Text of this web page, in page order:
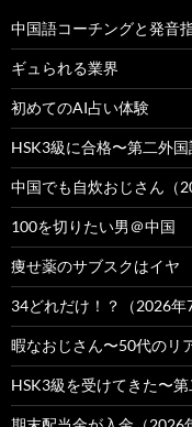
中国語コーチングと発音
ギュられる業界
初めてのAI占い体験
HSK3級に合格〜第二外
中国でも自炊おじさん（
100を切りたい男＠中国
痩せ薬のサブスクはイヤ
34どれだけ！？（2026年7
暇なおじさん〜50代のリ
HSK3級を受けてきた〜